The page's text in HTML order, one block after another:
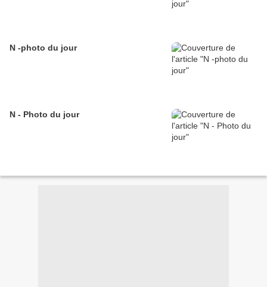
N -photo du jour
N - Photo du jour